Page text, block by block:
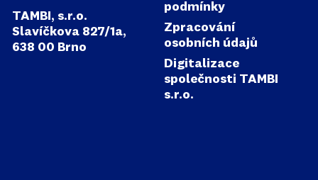
TAMBI, s.r.o.
Slavíčkova 827/1a,
638 00 Brno
podmínky
Zpracování
osobních údajů
Digitalizace
společnosti TAMBI
s.r.o.